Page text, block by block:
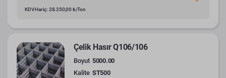
KDV Hariç: 28.250,00 ₺/Ton
Çelik Hasır Q106/106
Boyut 5000.00
Kalite ST500